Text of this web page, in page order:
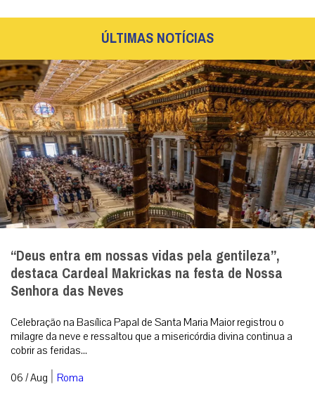
destaca Cardeal Makrickas na festa de Nossa
Senhora das Neves
Celebração na Basílica Papal de Santa Maria Maior registrou o
milagre da neve e ressaltou que a misericórdia divina continua a
cobrir as feridas...
06 / Aug|Roma
O fogo passou duas vezes, mas o crucifixo
permaneceu de pé